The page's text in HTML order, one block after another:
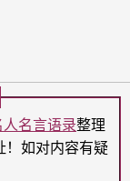
人名言语录整理
！如对内容有疑